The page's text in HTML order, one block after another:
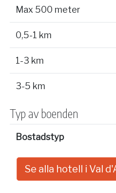
Max 500 meter
0,5-1 km
1-3 km
3-5 km
Typ av boenden
Bostadstyp
Se alla hotell i Val